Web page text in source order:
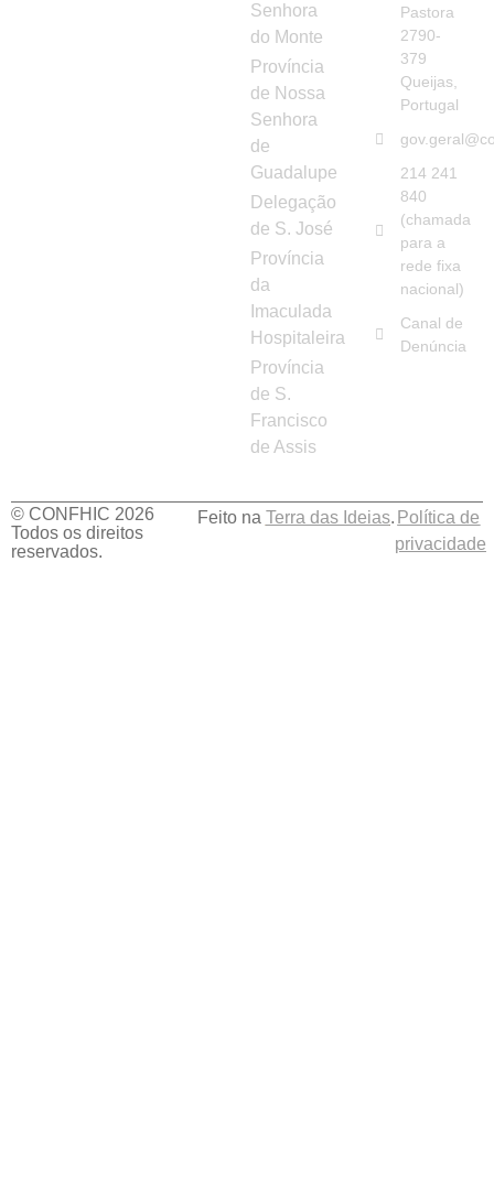
Senhora
do Monte
Província
de Nossa
Senhora
de
Guadalupe
Delegação
de S. José
Província
da
Imaculada
Hospitaleira
Província
de S.
Francisco
de Assis
Pastora
2790-
379
Queijas,
Portugal
214 241
840
(chamada
para a
rede fixa
nacional)
Canal de
Denúncia
© CONFHIC 2026
Todos os direitos
reservados.
Feito na Terra das Ideias. Política de
privacidade